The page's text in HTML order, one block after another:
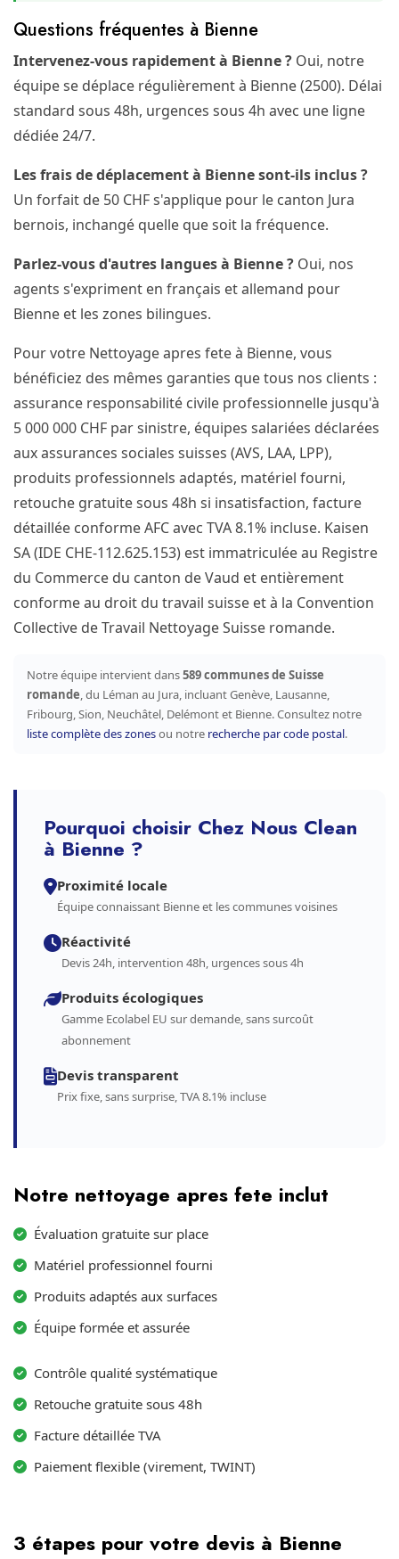
Questions fréquentes à Bienne
Intervenez-vous rapidement à Bienne ? Oui, notre
équipe se déplace régulièrement à Bienne (2500). Délai
standard sous 48h, urgences sous 4h avec une ligne
dédiée 24/7.
Les frais de déplacement à Bienne sont-ils inclus ?
Un forfait de 50 CHF s'applique pour le canton Jura
bernois, inchangé quelle que soit la fréquence.
Parlez-vous d'autres langues à Bienne ? Oui, nos
agents s'expriment en français et allemand pour
Bienne et les zones bilingues.
Pour votre Nettoyage apres fete à Bienne, vous
bénéficiez des mêmes garanties que tous nos clients :
assurance responsabilité civile professionnelle jusqu'à
5 000 000 CHF par sinistre, équipes salariées déclarées
aux assurances sociales suisses (AVS, LAA, LPP),
produits professionnels adaptés, matériel fourni,
retouche gratuite sous 48h si insatisfaction, facture
détaillée conforme AFC avec TVA 8.1% incluse. Kaisen
SA (IDE CHE-112.625.153) est immatriculée au Registre
du Commerce du canton de Vaud et entièrement
conforme au droit du travail suisse et à la Convention
Collective de Travail Nettoyage Suisse romande.
Notre équipe intervient dans589 communes de Suisse
romande, du Léman au Jura, incluant Genève, Lausanne,
Fribourg, Sion, Neuchâtel, Delémont et Bienne. Consultez notre
liste complète des zonesou notre recherche par code postal.
Pourquoi choisir Chez Nous Clean
à Bienne ?
Proximité locale
Équipe connaissant Bienne et les communes voisines
Réactivité
Devis 24h, intervention 48h, urgences sous 4h
Produits écologiques
Gamme Ecolabel EU sur demande, sans surcoût
abonnement
Devis transparent
Prix fixe, sans surprise, TVA 8.1% incluse
Notre nettoyage apres fete inclut
Évaluation gratuite sur place
Matériel professionnel fourni
Produits adaptés aux surfaces
Équipe formée et assurée
Contrôle qualité systématique
Retouche gratuite sous 48h
Facture détaillée TVA
Paiement flexible (virement, TWINT)
3 étapes pour votre devis à Bienne